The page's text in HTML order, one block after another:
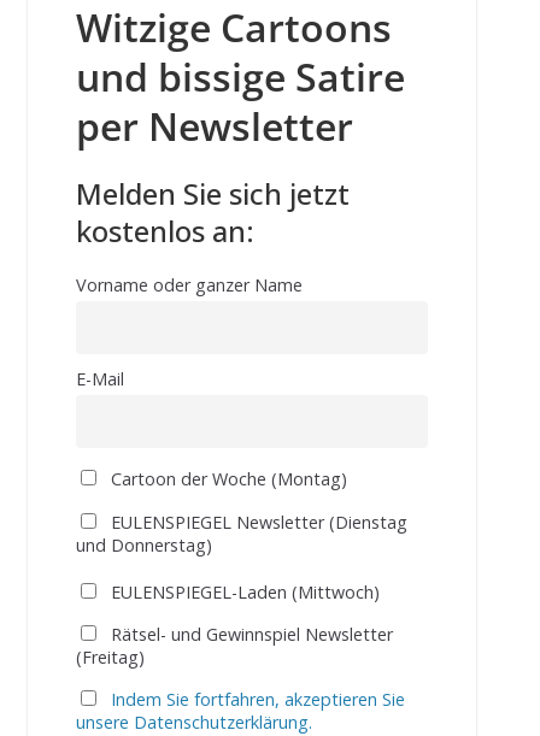
Witzige Cartoons
und bissige Satire
per Newsletter
Melden Sie sich jetzt
kostenlos an:
Vorname oder ganzer Name
E-Mail
Cartoon der Woche (Montag)
EULENSPIEGEL Newsletter (Dienstag
und Donnerstag)
EULENSPIEGEL-Laden (Mittwoch)
Rätsel- und Gewinnspiel Newsletter
(Freitag)
Indem Sie fortfahren, akzeptieren Sie
unsere Datenschutzerklärung.